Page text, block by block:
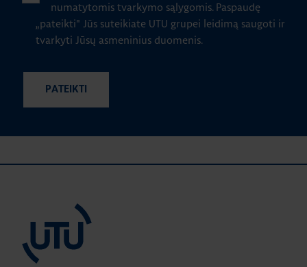
numatytomis tvarkymo sąlygomis. Paspaudę
„pateikti" Jūs suteikiate UTU grupei leidimą saugoti ir
tvarkyti Jūsų asmeninius duomenis.